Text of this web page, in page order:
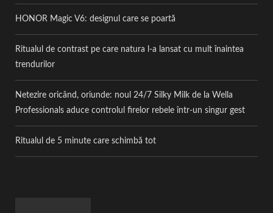
HONOR Magic V6: designul care se poartă
Ritualul de contrast pe care natura l-a lansat cu mult înaintea
trendurilor
Netezire oricând, oriunde: noul 24/7 Silky Milk de la Wella
Professionals aduce controlul firelor rebele într-un singur gest
Ritualul de 5 minute care schimbă tot